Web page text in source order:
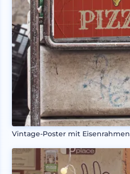
Vintage-Poster mit Eisenrahmen